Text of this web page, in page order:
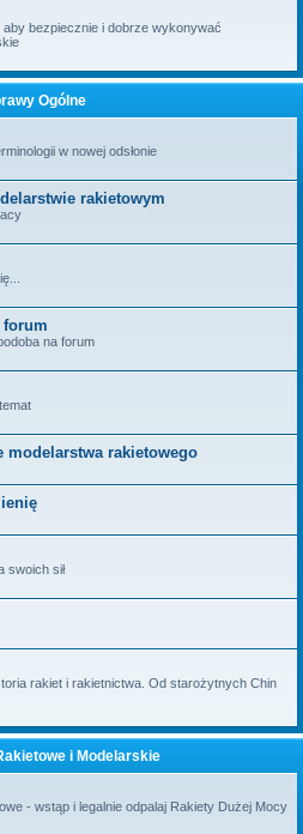
bezpiecznie i dobrze wykonywać
Ogólne
w nowej odsłonie
rakietowym
forum
na forum
modelarstwa rakietowego
swoich sił
rakiet i rakietnictwa. Od starożytnych Chin
i Modelarskie
- wstąp i legalnie odpalaj Rakiety Dużej Mocy